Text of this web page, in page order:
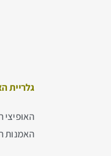
גלריית
האוּפיצי
האמנות